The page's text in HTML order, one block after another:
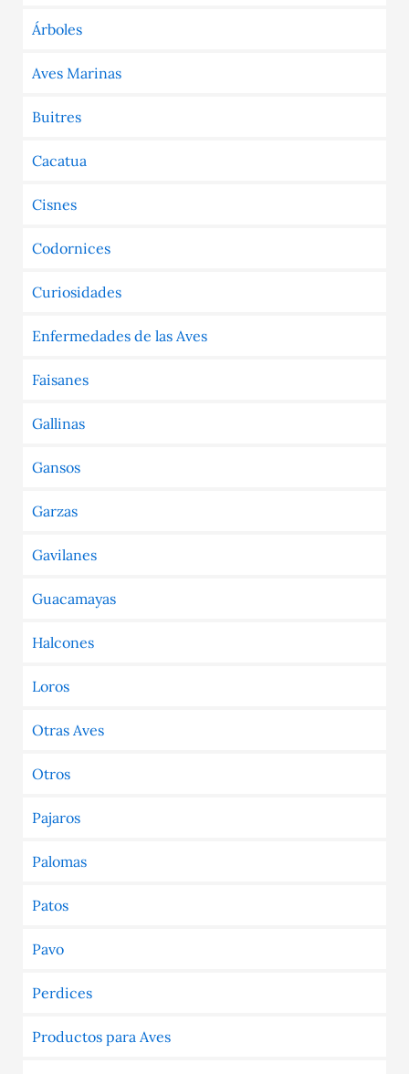
Árboles
Aves Marinas
Buitres
Cacatua
Cisnes
Codornices
Curiosidades
Enfermedades de las Aves
Faisanes
Gallinas
Gansos
Garzas
Gavilanes
Guacamayas
Halcones
Loros
Otras Aves
Otros
Pajaros
Palomas
Patos
Pavo
Perdices
Productos para Aves